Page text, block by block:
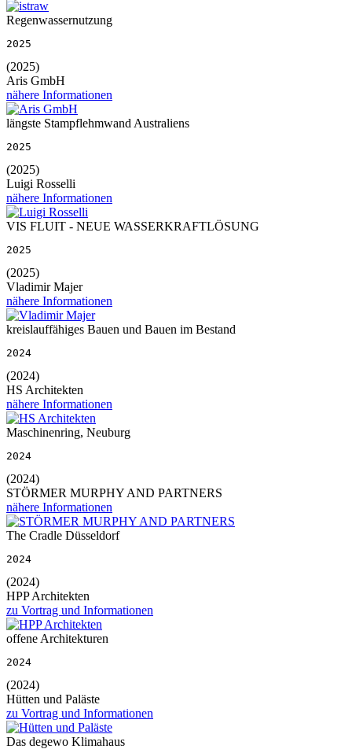
Regenwassernutzung
2025
(2025)
Aris GmbH
nähere Informationen
längste Stampflehmwand Australiens
2025
(2025)
Luigi Rosselli
nähere Informationen
VIS FLUIT - NEUE WASSERKRAFTLÖSUNG
2025
(2025)
Vladimir Majer
nähere Informationen
kreislauffähiges Bauen und Bauen im Bestand
2024
(2024)
HS Architekten
nähere Informationen
Maschinenring, Neuburg
2024
(2024)
STÖRMER MURPHY AND PARTNERS
nähere Informationen
The Cradle Düsseldorf
2024
(2024)
HPP Architekten
zu Vortrag und Informationen
offene Architekturen
2024
(2024)
Hütten und Paläste
zu Vortrag und Informationen
Das degewo Klimahaus